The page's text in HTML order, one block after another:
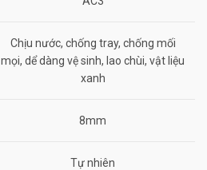
Chịu nước, chống tray, chống mối
mọi, dể dàng vệ sinh, lao chùi, vật liệu
xanh
8mm
Tự nhiên